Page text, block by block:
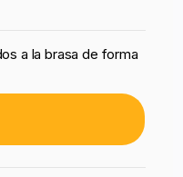
a la brasa de forma